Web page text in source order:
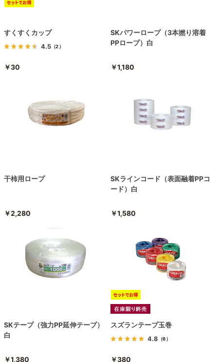
すくすくカップ
4.5（2）
￥30
SKパワーロープ（3本撚り溶着
PPロープ）白
￥1,180
干柿用ロープ
￥2,280
SKラインコード（表面融着PPコ
ード）白
￥1,580
SKテープ（強力PP延伸テープ）
白
￥1,380
スズランテープ玉巻
4.8 （6）
￥380